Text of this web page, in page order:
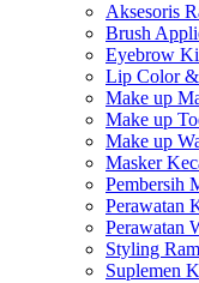
Aksesoris
Brush
Eyebrow
Lip Color
Make up
Make up
Make up
Masker
Pembersih
Perawatan
Perawatan
Styling
Suplemen